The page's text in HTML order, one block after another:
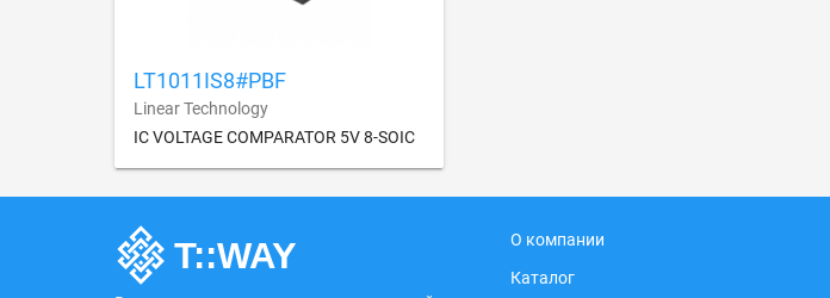
LT1011IS8#PBF
Linear Technology
IC VOLTAGE COMPARATOR 5V 8-SOIC
О компании
Каталог